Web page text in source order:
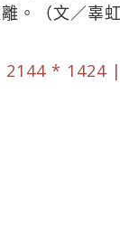
。（文／辜
2144 * 1424 |